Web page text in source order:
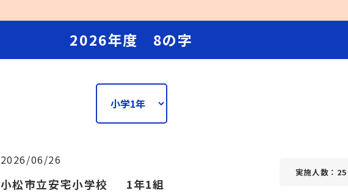
2026年度 8の字
2026/06/26
1年1組
小松市立安宅小学校
実施人数：25